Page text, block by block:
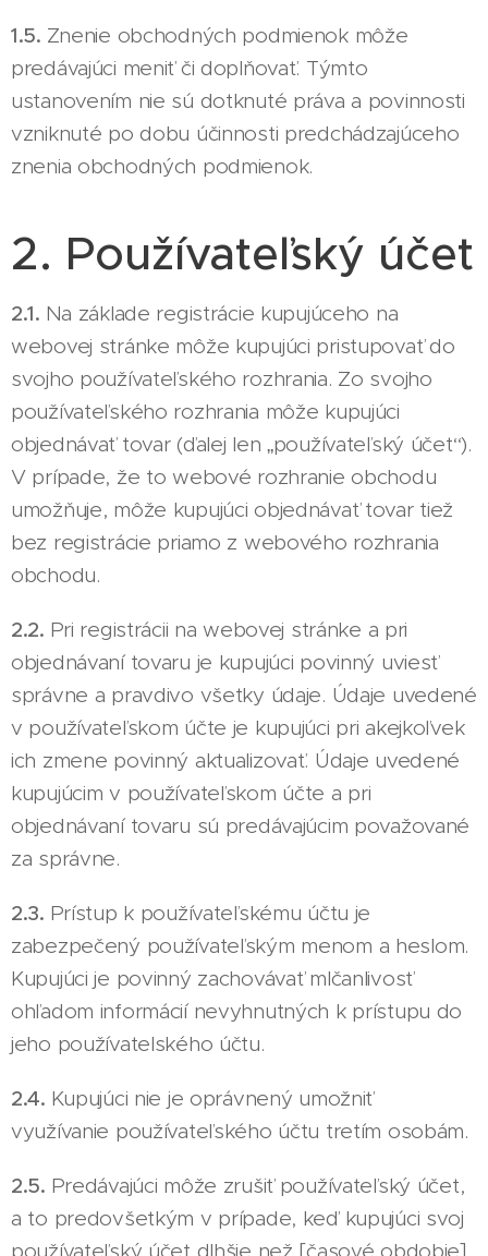
1.5. Znenie obchodných podmienok môže
predávajúci meniť či doplňovať. Týmto
ustanovením nie sú dotknuté práva a povinnosti
vzniknuté po dobu účinnosti predchádzajúceho
znenia obchodných podmienok.
2. Používateľský účet
2.1. Na základe registrácie kupujúceho na
webovej stránke môže kupujúci pristupovať do
svojho používateľského rozhrania. Zo svojho
používateľského rozhrania môže kupujúci
objednávať tovar (ďalej len „používateľský účet“).
V prípade, že to webové rozhranie obchodu
umožňuje, môže kupujúci objednávať tovar tiež
bez registrácie priamo z webového rozhrania
obchodu.
2.2. Pri registrácii na webovej stránke a pri
objednávaní tovaru je kupujúci povinný uviesť
správne a pravdivo všetky údaje. Údaje uvedené
v používateľskom účte je kupujúci pri akejkoľvek
ich zmene povinný aktualizovať. Údaje uvedené
kupujúcim v používateľskom účte a pri
objednávaní tovaru sú predávajúcim považované
za správne.
2.3. Prístup k používateľskému účtu je
zabezpečený používateľským menom a heslom.
Kupujúci je povinný zachovávať mlčanlivosť
ohľadom informácií nevyhnutných k prístupu do
jeho používatelského účtu.
2.4. Kupujúci nie je oprávnený umožniť
využívanie používateľského účtu tretím osobám.
2.5. Predávajúci môže zrušiť používateľský účet,
a to predovšetkým v prípade, keď kupujúci svoj